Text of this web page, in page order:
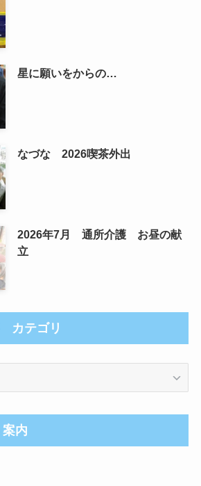
星に願いをからの…
なづな 2026喫茶外出
2026年7月 通所介護 お昼の献
立
カテゴリ
内